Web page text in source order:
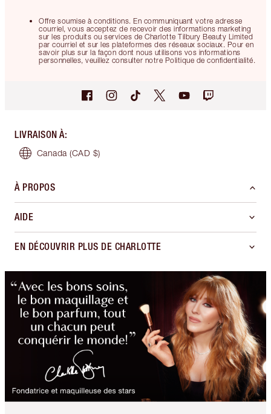
Offre soumise à conditions. En communiquant votre adresse
courriel, vous acceptez de recevoir des informations marketing
sur les produits ou services de Charlotte Tilbury Beauty Limited
par courriel et sur les plateformes des réseaux sociaux. Pour en
savoir plus sur la façon dont nous utilisons vos informations
personnelles, veuillez consulter notre Politique de confidentialité.
LIVRAISON À:
Canada (CAD $)
À PROPOS
AIDE
EN DÉCOUVRIR PLUS DE CHARLOTTE